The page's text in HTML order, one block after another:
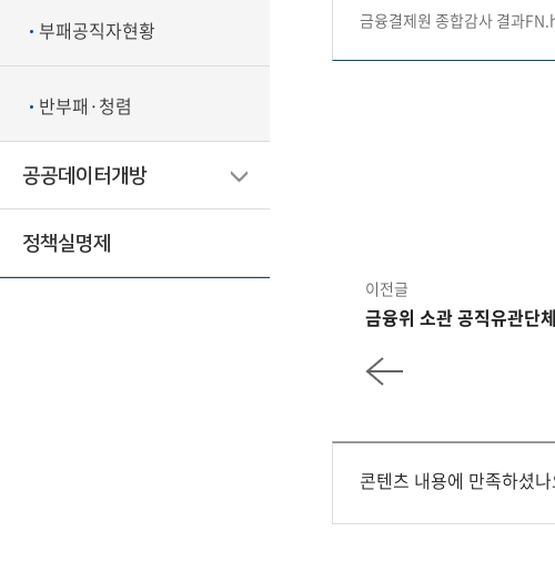
부패공직자현황
반부패·청렴
공공데이터개방
정책실명제
금융결제원 종합감사 결과
이전글
금융위 소관 공직유관단
콘텐츠 내용에 만족하셨